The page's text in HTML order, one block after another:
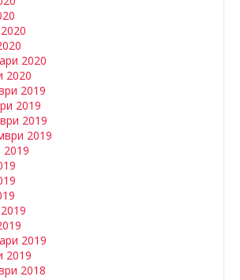
2020
2020
2019
2019
2019
2019
2019
2019
2019
2018